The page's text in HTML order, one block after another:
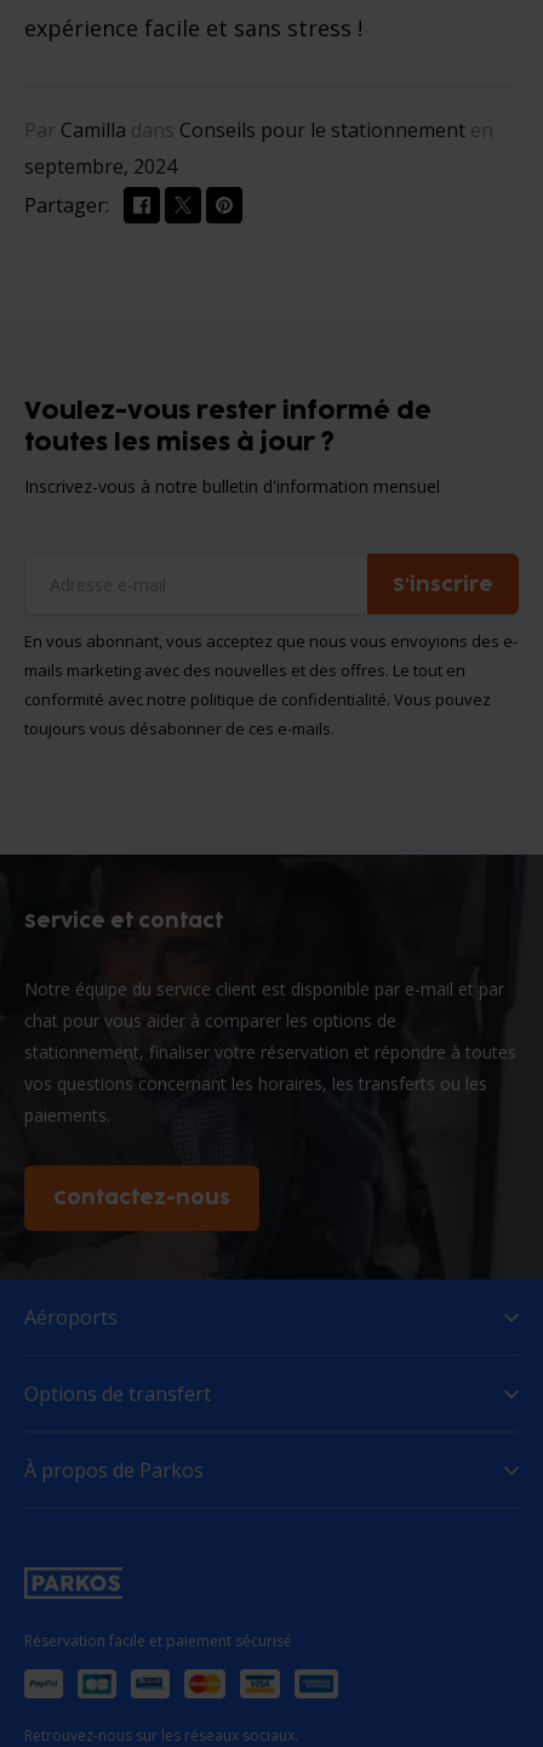
expérience facile et sans stress !
Par Camilla dans Conseils pour le stationnement en
septembre, 2024
Partager:
Voulez-vous rester informé de
toutes les mises à jour ?
Inscrivez-vous à notre bulletin d'information mensuel
S'inscrire
En vous abonnant, vous acceptez que nous vous envoyions des e-
mails marketing avec des nouvelles et des offres. Le tout en
conformité avec notre politique de confidentialité. Vous pouvez
toujours vous désabonner de ces e-mails.
Service et contact
Notre équipe du service client est disponible par e-mail et par
chat pour vous aider à comparer les options de
stationnement, finaliser votre réservation et répondre à toutes
vos questions concernant les horaires, les transferts ou les
paiements.
Contactez-nous
Réservation facile et paiement sécurisé
Retrouvez-nous sur les réseaux sociaux.
Aéroports
Options de transfert
À propos de Parkos